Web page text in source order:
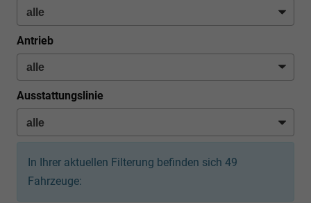
Antrieb
Ausstattungslinie
In Ihrer aktuellen Filterung befinden sich 49
Fahrzeuge: